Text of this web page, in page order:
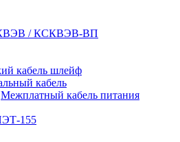
/ КСКВЭВ-ВП
кабель шлейф
кабель
Межплатный кабель питания
155